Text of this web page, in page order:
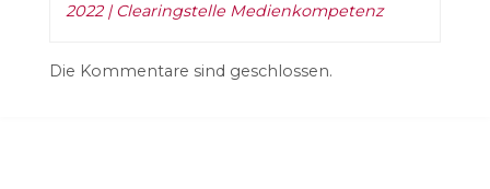
2022 | Clearingstelle Medienkompetenz
Die Kommentare sind geschlossen.